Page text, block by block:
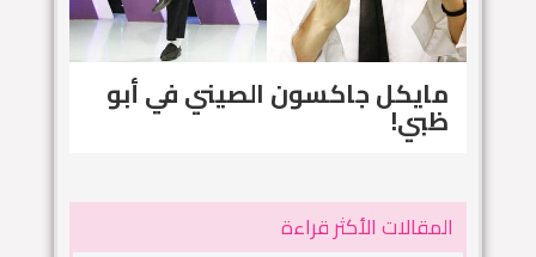
مايكل جاكسون الصيني في أبو
ظبي!
المقالات الأكثر قراءة